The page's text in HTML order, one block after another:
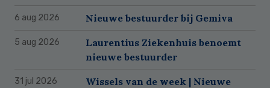
6 aug 2026 Nieuwe bestuurder bij Gemiva
5 aug 2026
Laurentius Ziekenhuis benoemt
nieuwe bestuurder
31 jul 2026
Wissels van de week | Nieuwe